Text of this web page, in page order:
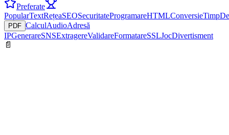
Preferate
PopularTextRețeaSEOSecuritateProgramareHTMLConversieTimp
PDF CalculAudioAdresă
IPGenerareSNSExtragereValidareFormatareSSLJocDivertisment
📄